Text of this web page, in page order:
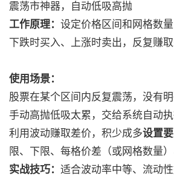
震荡市神器，自动低吸高抛
工作原理： 设定价格区间和网格数
下跌时买入、上涨时卖出，反复赚取
使用场景：
股票在某个区间内反复震荡，没有
手动高抛低吸太累，交给系统自动
利用波动赚取差价，积少成多设置要
限、下限、每格价差（或网格数量）
实战技巧： 适合波动率中等、流动